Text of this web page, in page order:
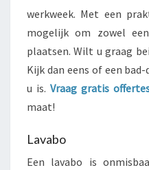
werkweek. Met een
mogelijk om zowel
plaatsen. Wilt u graag
Kijk dan eens of een
u is. Vraag gratis
maat!
Lavabo
Een lavabo is